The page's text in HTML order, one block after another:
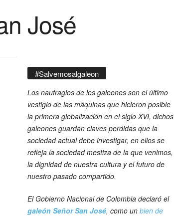
José
#Salvemosalgaleon
Los naufragios de los galeones son el último
vestigio de las máquinas que hicieron posible
la primera globalización en el siglo XVI, dichos
galeones guardan claves perdidas que la
sociedad actual debe investigar, en ellos se
refleja la sociedad mestiza de la que venimos,
la dignidad de nuestra cultura y el futuro de
nuestro pasado compartido.
El Gobierno Nacional de Colombia declaró el
galeón Señor San José, como un bien de